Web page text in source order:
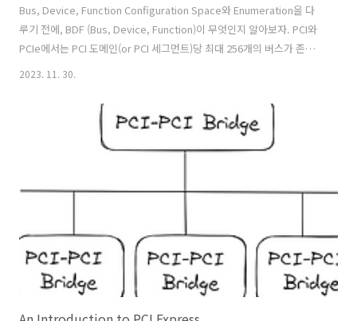
Bus, Device, Function Configuration Space와 Enumeration을 다
루기 전에, BDF (Bus, Device, Function)이 무엇인지 알아보자. PCI와
PCIe에서는 PCI 도메인(or PCI 세그먼트)당 최대 256개의 버스가 존재
할 수 있고, 버스당 최대 32개의 디바이스, 디바이스당 최대 8개의 펑션
Function)은 PCI 도메인 (or PCI 세그먼트) 내에서 디바이스를 식별할
수 있다. 리눅스에서는 'lspci' 명령어로 PCI(e) 디바이스의 B/D/F를 확
인할 수 있다. PCI(e) Configuration Space 운영체제는 어떻게 디바이
2023. 11. 30.